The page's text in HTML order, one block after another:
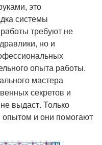
это
системы
требуют не
но и
опыта работы.
мастера
секретов и
выдаст. Только
опытом и они помогают